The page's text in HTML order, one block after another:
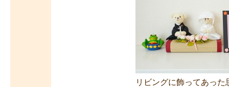
リビングに飾ってあった